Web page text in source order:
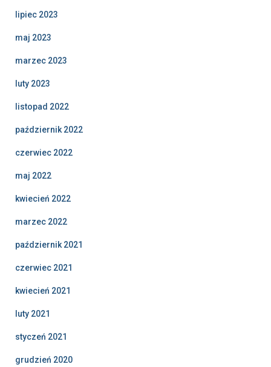
lipiec 2023
maj 2023
marzec 2023
luty 2023
listopad 2022
październik 2022
czerwiec 2022
maj 2022
kwiecień 2022
marzec 2022
październik 2021
czerwiec 2021
kwiecień 2021
luty 2021
styczeń 2021
grudzień 2020